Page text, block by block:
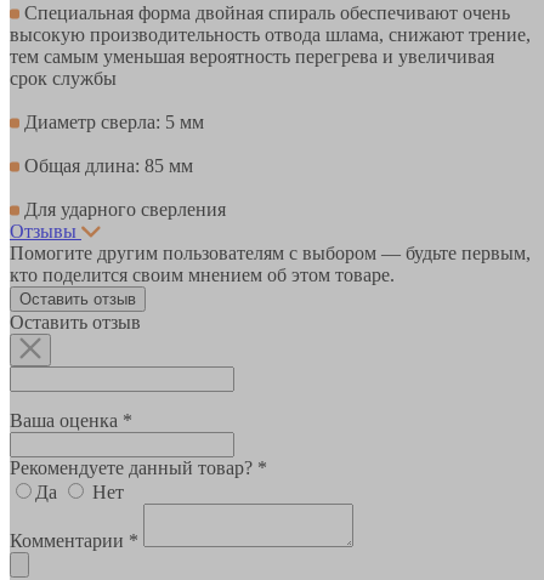
Специальная форма двойная спираль обеспечивают очень
высокую производительность отвода шлама, снижают трение,
тем самым уменьшая вероятность перегрева и увеличивая
срок службы
Диаметр сверла: 5 мм
Общая длина: 85 мм
Для ударного сверления
Отзывы
Помогите другим пользователям с выбором — будьте первым,
кто поделится своим мнением об этом товаре.
Оставить отзыв
Оставить отзыв
Ваша оценка *
Рекомендуете данный товар? *
Да
Нет
Комментарии *